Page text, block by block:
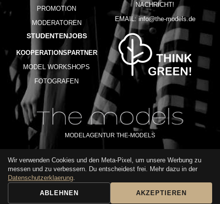
PROMOTION
MODERATOREN
STUDENTENJOBS
KOOPERATIONSPARTNER
MODEL WORKSHOPS
FOTOGRAFEN
NACHRICHT!
EMAIL: info@the-models.de
MODELAGENTUR THE-MODELS
IMPRESSUM AGB DATENSCHUTZ
NUTZUNGSBEDINGUNGEN
Wir verwenden Cookies und den Meta-Pixel, um unsere Werbung zu
messen und zu verbessern. Du entscheidest frei. Mehr dazu in der
Datenschutzerklaerung.
ABLEHNEN AKZEPTIEREN